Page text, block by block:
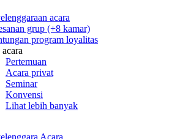
acara
grup (+8 kamar)
program loyalitas
acara
Pertemuan
Acara privat
Seminar
Konvensi
Lihat lebih banyak
Acara